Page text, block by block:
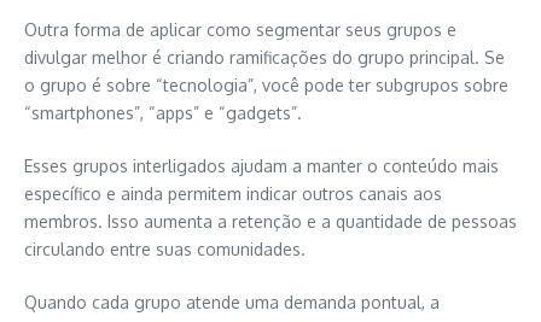
Outra forma de aplicar como segmentar seus grupos e
divulgar melhor é criando ramificações do grupo principal. Se
o grupo é sobre “tecnologia”, você pode ter subgrupos sobre
“smartphones”, “apps” e “gadgets”.
Esses grupos interligados ajudam a manter o conteúdo mais
específico e ainda permitem indicar outros canais aos
membros. Isso aumenta a retenção e a quantidade de pessoas
circulando entre suas comunidades.
Quando cada grupo atende uma demanda pontual, a